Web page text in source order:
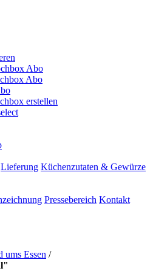
Abo
Abo
erstellen
Lieferung Küchenzutaten & Gewürze
Pressebereich Kontakt
ums Essen /